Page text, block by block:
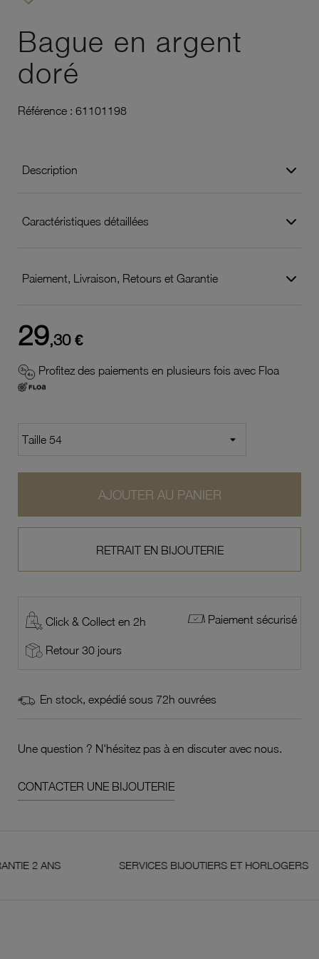
Bague en argent
doré
Référence : 61101198
Description
Caractéristiques détaillées
Paiement, Livraison, Retours et Garantie
29,30 €
Profitez des paiements en plusieurs fois avec Floa
AJOUTER AU PANIER
RETRAIT EN BIJOUTERIE
Click & Collect en 2h Paiement sécurisé
Retour 30 jours
En stock, expédié sous 72h ouvrées
Une question ? N'hésitez pas à en discuter avec nous.
CONTACTER UNE BIJOUTERIE
ANS SERVICES BIJOUTIERS ET HORLOGERS